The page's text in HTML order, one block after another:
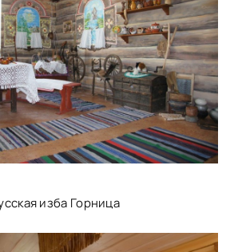
изба Горница